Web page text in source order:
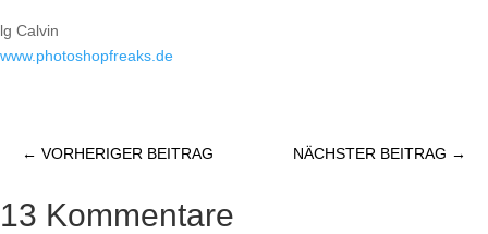
lg Calvin
www.photoshopfreaks.de
← VORHERIGER BEITRAG NÄCHSTER BEITRAG →
13 Kommentare